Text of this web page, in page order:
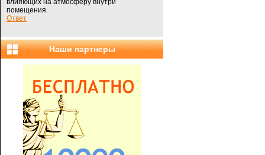
влияющих на атмосферу внутри
помещения.
Ответ
Наши партнеры